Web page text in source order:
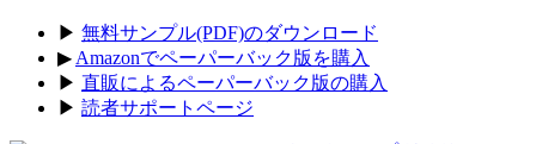
▶ 無料サンプル(PDF)のダウンロード
▶ Amazonでペーパーバック版を購入
▶ 直販によるペーパーバック版の購入
▶ 読者サポートページ